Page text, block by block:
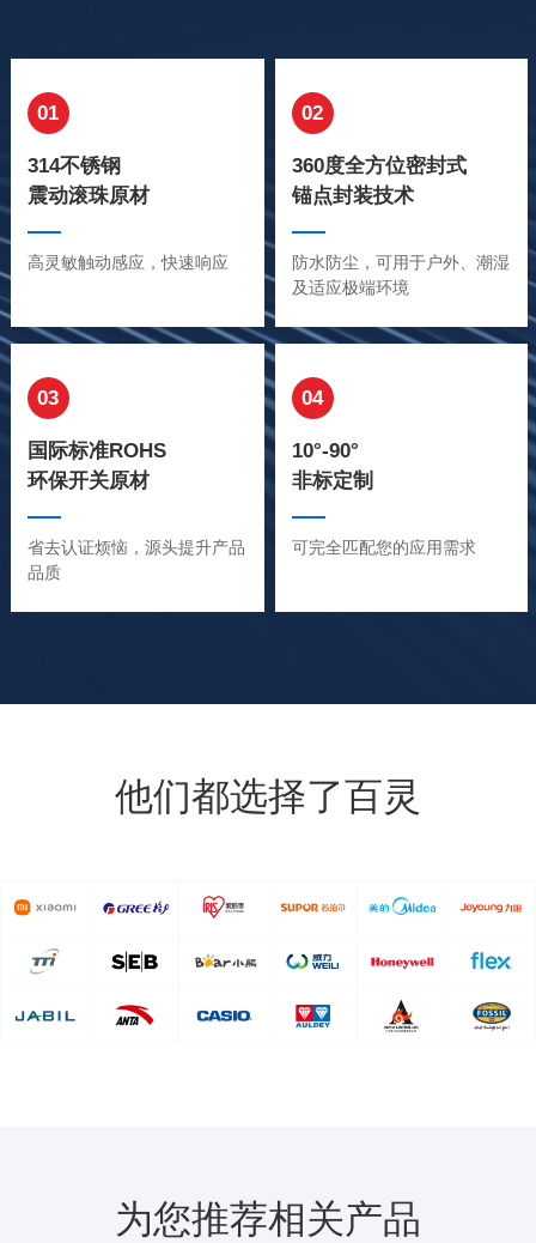
01
314不锈钢
震动滚珠原材
高灵敏触动感应，快速响应
02
360度全方位密封式
锚点封装技术
防水防尘，可用于户外、潮湿
及适应极端环境
03
国际标准ROHS
环保开关原材
省去认证烦恼，源头提升产品
品质
04
10°-90°
非标定制
可完全匹配您的应用需求
他们都选择了百灵
为您推荐相关产品